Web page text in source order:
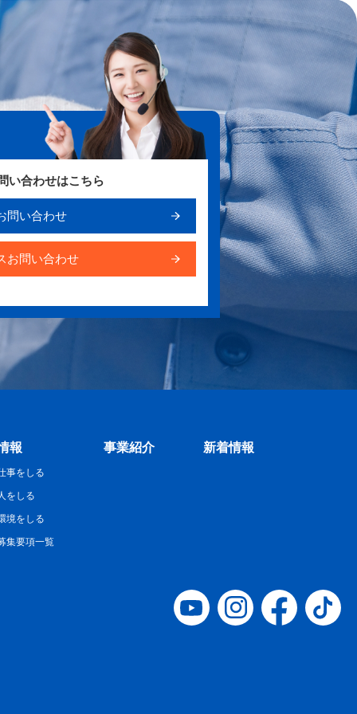
い合わせはこちら
問い合わせ
お問い合わせ
報
事をしる
人をしる
境をしる
集要項一覧
事業紹介 新着情報